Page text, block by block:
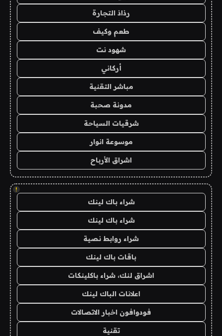
رذاذ التجارة
طعم وكيف
شهود نت
أركاني
مباشر التقنية
مدونة صحبة
شرقيات السياحة
موسوعة انوار
اشراق الأرباح
!
شراء باك لينك
شراء باك لينك
شراء روابط نصية
باقات باك لينك
اشراق لنك، شراء باكلينكات
اعلانات الباك لينك
فودوافون اخبار الاتصالات
تقنية